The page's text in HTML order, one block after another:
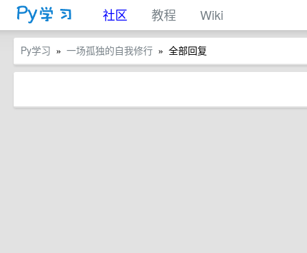
社区 教程 Wiki
Py学习 » 一场孤独的自我修行 » 全部回复